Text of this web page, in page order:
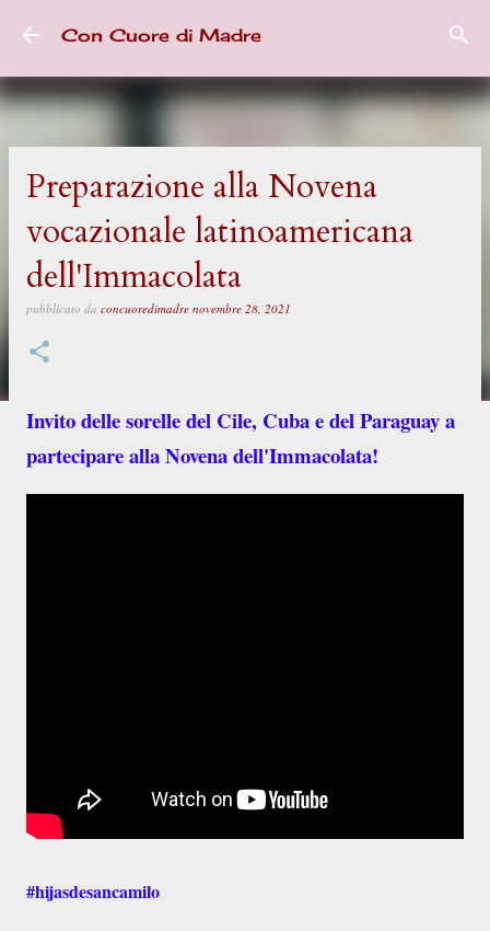
Passa ai contenuti principali
Con Cuore di Madre
Preparazione alla Novena
vocazionale latinoamericana
dell'Immacolata
pubblicato da concuoredimadre novembre 28, 2021
Invito delle sorelle del Cile, Cuba e del Paraguay a
partecipare alla Novena dell'Immacolata!
#hijasdesancamilo